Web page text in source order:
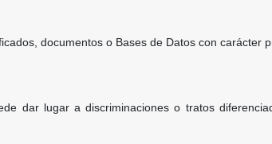
documentos o Bases de Datos con carácter
dar lugar a discriminaciones o tratos